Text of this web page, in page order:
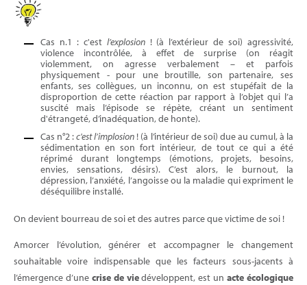
Cas n.1 : c'est l’explosion ! (à l’extérieur de soi) agressivité,
violence incontrôlée, à effet de surprise (on réagit
violemment, on agresse verbalement – et parfois
physiquement - pour une broutille, son partenaire, ses
enfants, ses collègues, un inconnu, on est stupéfait de la
disproportion de cette réaction par rapport à l’objet qui l’a
suscité mais l’épisode se répète, créant un sentiment
d'étrangeté, d’inadéquation, de honte).
Cas n°2 :c'est l’implosion ! (à l’intérieur de soi) due au cumul, à la
sédimentation en son fort intérieur, de tout ce qui a été
réprimé durant longtemps (émotions, projets, besoins,
envies, sensations, désirs). C’est alors, le burnout, la
dépression, l’anxiété, l’angoisse ou la maladie qui expriment le
déséquilibre installé.
On devient bourreau de soi et des autres parce que victime de soi !
Amorcer l’évolution, générer et accompagner le changement
souhaitable voire indispensable que les facteurs sous-jacents à
l’émergence d’unecrise de viedéveloppent, est unacte écologique